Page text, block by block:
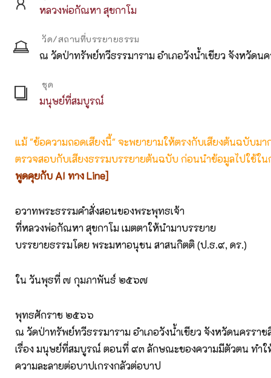
หลวงพ่อกัณหา สุขกาโม
วัด/สถานที่บรรยายธรรม
ณ วัดป่าทรัพย์ทวีธรรมาราม อำเภอวังน้ำเขียว จังหวัดน
ชุด
มนุษย์ที่สมบูรณ์
แม้ "ข้อความถอดเสียงนี้" จะพยายามให้ตรงกับเสียงต้นฉบับม
ตรวจสอบกับเสียงธรรมบรรยายต้นฉบับ ก่อนนำข้อมูลไปใช้ใน
พูดคุยกับ AI ทาง Line]
อวาทพระธรรมคำสั่งสอนของพระพุทธเจ้า
ที่หลวงพ่อกัณหา สุขกาโม เมตตาให้นำมาบรรยาย
บรรยายธรรมโดย พระมหาอนุชน สาสนกิตติ (ป.ธ.๙, ดร.)
ใน วันพุธที่ ๗ กุมภาพันธ์ ๒๕๖๗
พุทธศักราช ๒๕๖๖
ณ วัดป่าทรัพย์ทวีธรรมาราม อำเภอวังน้ำเขียว จังหวัดนครราช
เรื่อง มนุษย์ที่สมบูรณ์ ตอนที่ ๙๓ ลักษณะของความมีตัวตน ทำใ
ความละลายต่อบาปเกรงกลัวต่อบาป